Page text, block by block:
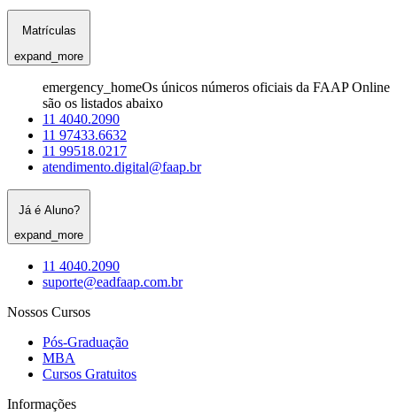
Matrículas
expand_more
emergency_homeOs únicos números oficiais da FAAP Online
são os listados abaixo
11 4040.2090
11 97433.6632
11 99518.0217
atendimento.digital@faap.br
Já é Aluno?
expand_more
11 4040.2090
suporte@eadfaap.com.br
Nossos Cursos
Pós-Graduação
MBA
Cursos Gratuitos
Informações